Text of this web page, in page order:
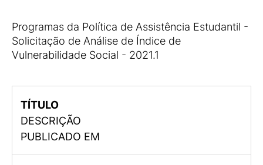
Programas da Política de Assistência Estudantil -
Solicitação de Análise de Índice de
Vulnerabilidade Social - 2021.1
TÍTULO
DESCRIÇÃO
PUBLICADO EM